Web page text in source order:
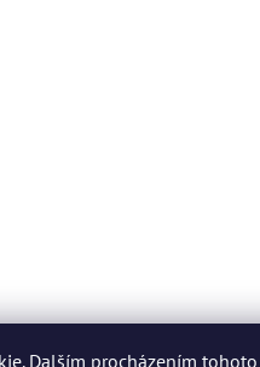
Dalším procházením